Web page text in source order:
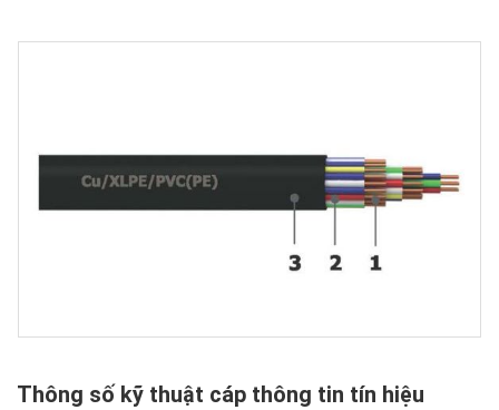
Thông số kỹ thuật cáp thông tin tín hiệu